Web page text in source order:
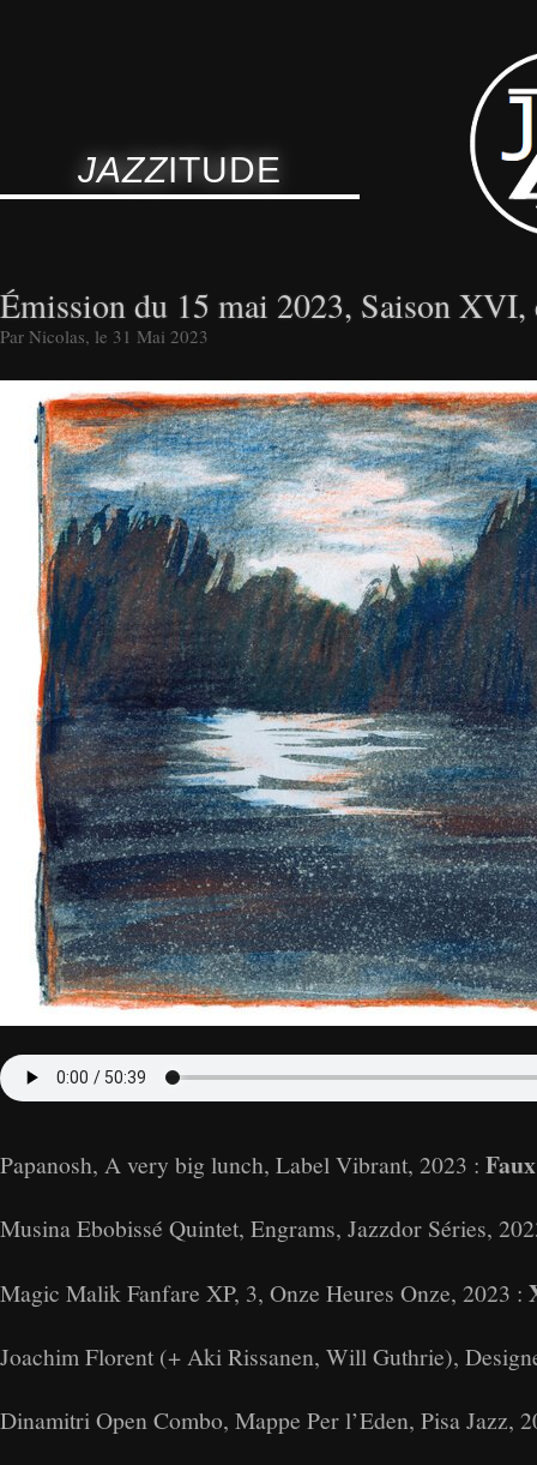
JAZZITUDE
Émission du 15 mai 2023, Saison XVI,
Par Nicolas, le 31 Mai 2023
Papanosh, A very big lunch, Label Vibrant, 2023 :
Musina Ebobissé Quintet, Engrams, Jazzdor Séries,
Magic Malik Fanfare XP, 3, Onze Heures Onze, 2023 :
Joachim Florent (+ Aki Rissanen, Will Guthrie),
Dinamitri Open Combo, Mappe Per l’Eden, Pisa Jazz,